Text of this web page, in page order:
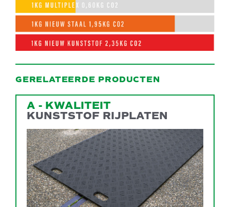
GERELATEERDE PRODUCTEN
A - KWALITEIT
KUNSTSTOF RIJPLATEN